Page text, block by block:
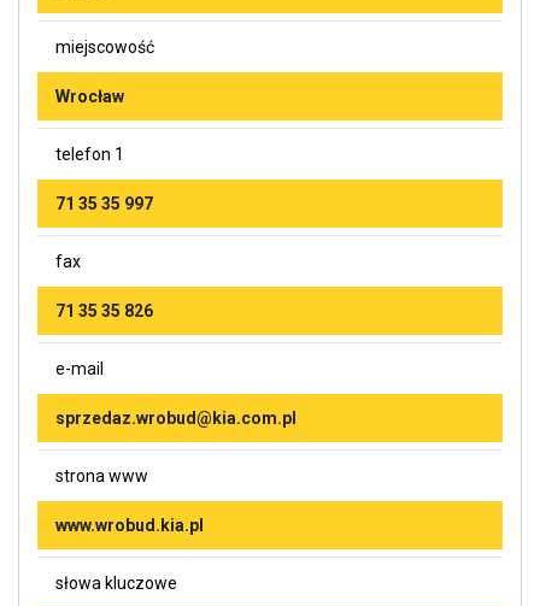
miejscowość
Wrocław
telefon 1
71 35 35 997
fax
71 35 35 826
e-mail
sprzedaz.wrobud@kia.com.pl
strona www
www.wrobud.kia.pl
słowa kluczowe